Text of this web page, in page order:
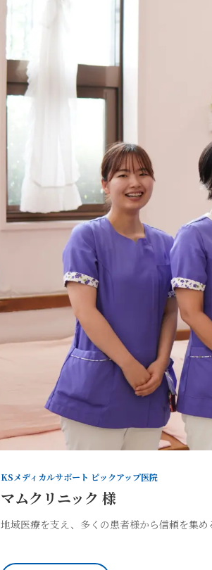
KSメディカルサポート ピックアップ医院
マムクリニック 様
地域医療を支え、多くの患者様から信頼を集